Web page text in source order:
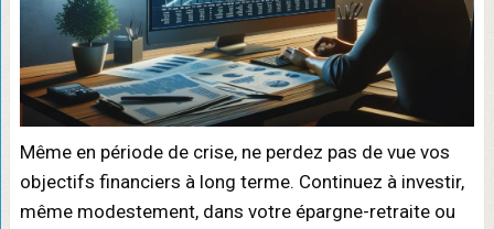
Même en période de crise, ne perdez pas de vue vos
objectifs financiers à long terme. Continuez à investir,
même modestement, dans votre épargne-retraite ou